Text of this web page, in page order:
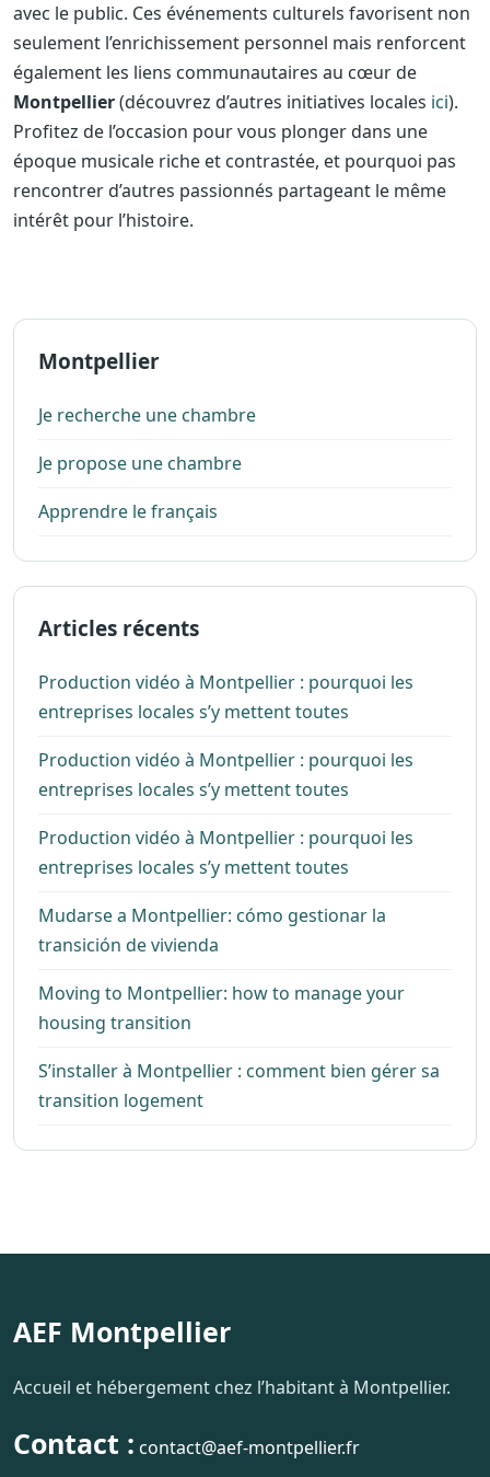
avec le public. Ces événements culturels favorisent non
seulement l’enrichissement personnel mais renforcent
également les liens communautaires au cœur de
Montpellier(découvrez d’autres initiatives locales ici).
Profitez de l’occasion pour vous plonger dans une
époque musicale riche et contrastée, et pourquoi pas
rencontrer d’autres passionnés partageant le même
intérêt pour l’histoire.
Montpellier
Je recherche une chambre
Je propose une chambre
Apprendre le français
Articles récents
Production vidéo à Montpellier : pourquoi les
entreprises locales s’y mettent toutes
Production vidéo à Montpellier : pourquoi les
entreprises locales s’y mettent toutes
Production vidéo à Montpellier : pourquoi les
entreprises locales s’y mettent toutes
Mudarse a Montpellier: cómo gestionar la
transición de vivienda
Moving to Montpellier: how to manage your
housing transition
S’installer à Montpellier : comment bien gérer sa
transition logement
AEF Montpellier
Accueil et hébergement chez l’habitant à Montpellier.
Contact : contact@aef-montpellier.fr